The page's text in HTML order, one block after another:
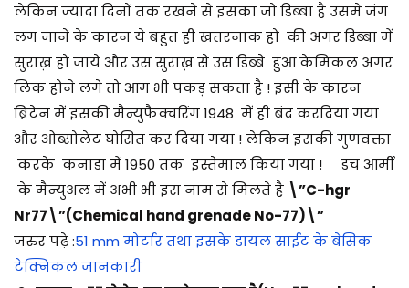
लेकिन ज्यादा दिनों तक रखने से इसका जो डिब्बा है उसमे जंग
लग जाने के कारन ये बहुत ही खतरनाक हो की अगर डिब्बा में
सुराख़ हो जाये और उस सुराख़ से उस डिब्बे हुआ केमिकल अगर
लिक होने लगे तो आग भी पकड़ सकता है ! इसी के कारन
ब्रिटेन में इसकी मैन्युफैक्चरिंग 1948 में ही बंद करदिया गया
और ओब्सोलेट घोसित कर दिया गया ! लेकिन इसकी गुणवक्ता
करके कनाडा में 1950 तक इस्तेमाल किया गया ! डच आर्मी
के मैन्युअल में अभी भी इस नाम से मिलते है \”C-hgr
Nr77\”(Chemical hand grenade No-77)\”
जरुर पढ़े :51 mm मोर्टार तथा इसके डायल साईट के बेसिक
टेक्निकल जानकारी